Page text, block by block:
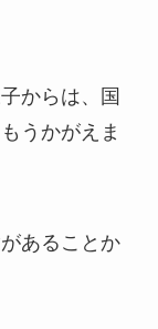
からは、国
うかがえま
あることか